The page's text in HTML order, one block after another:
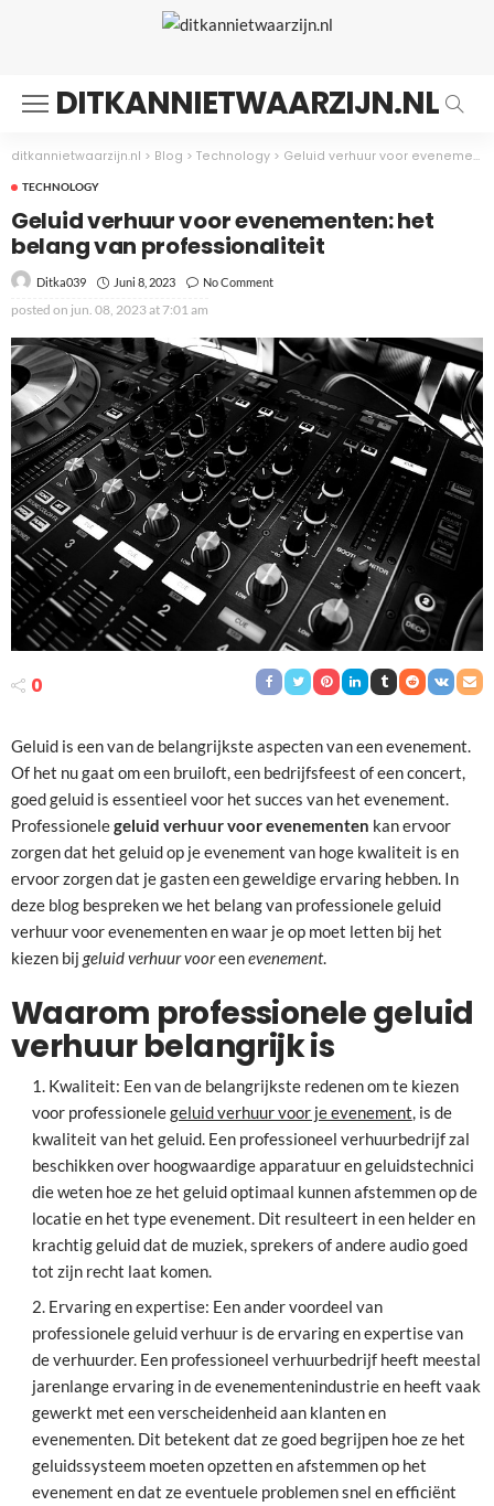
DITKANNIETWAARZIJN.NL
ditkannietwaarzijn.nl > Blog > Technology > Geluid verhuur voor evenementen: het belang van professionaliteit
TECHNOLOGY
Geluid verhuur voor evenementen: het
belang van professionaliteit
Ditka039 Juni 8, 2023 No Comment
posted on jun. 08, 2023 at 7:01 am
0
Geluid is een van de belangrijkste aspecten van een evenement.
Of het nu gaat om een bruiloft, een bedrijfsfeest of een concert,
goed geluid is essentieel voor het succes van het evenement.
Professionelegeluid verhuur voor evenementen kan ervoor
zorgen dat het geluid op je evenement van hoge kwaliteit is en
ervoor zorgen dat je gasten een geweldige ervaring hebben. In
deze blog bespreken we het belang van professionele geluid
verhuur voor evenementen en waar je op moet letten bij het
kiezen bij geluid verhuur vooreenevenement.
Waarom professionele geluid
verhuur belangrijk is
Kwaliteit: Een van de belangrijkste redenen om te kiezen
voor professionelegeluid verhuur voor je evenement, is de
kwaliteit van het geluid. Een professioneel verhuurbedrijf zal
beschikken over hoogwaardige apparatuur en geluidstechnici
die weten hoe ze het geluid optimaal kunnen afstemmen op de
locatie en het type evenement. Dit resulteert in een helder en
krachtig geluid dat de muziek, sprekers of andere audio goed
tot zijn recht laat komen.
Ervaring en expertise: Een ander voordeel van
professionele geluid verhuur is de ervaring en expertise van
de verhuurder. Een professioneel verhuurbedrijf heeft meestal
jarenlange ervaring in de evenementenindustrie en heeft vaak
gewerkt met een verscheidenheid aan klanten en
evenementen. Dit betekent dat ze goed begrijpen hoe ze het
geluidssysteem moeten opzetten en afstemmen op het
evenement en dat ze eventuele problemen snel en efficiënt